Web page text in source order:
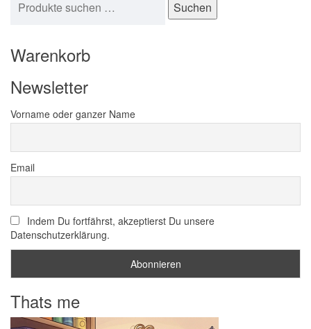
Suchen
Warenkorb
Newsletter
Vorname oder ganzer Name
Email
Indem Du fortfährst, akzeptierst Du unsere
Datenschutzerklärung.
Thats me